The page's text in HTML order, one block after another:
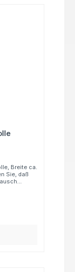
Breite ca.
Sie, daß